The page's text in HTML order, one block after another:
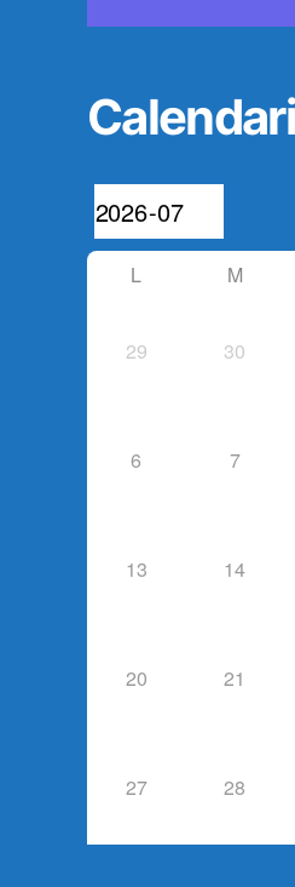
L M
29 30
6 7
13 14
20 21
27 28